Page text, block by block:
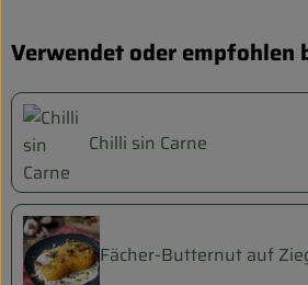
Verwendet oder empfohlen
Chilli sin Carne
Fächer-Butternut auf